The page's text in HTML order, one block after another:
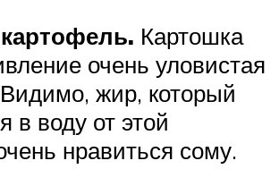
Картошка
очень уловистая
жир, который
в воду от этой
нравиться сому.